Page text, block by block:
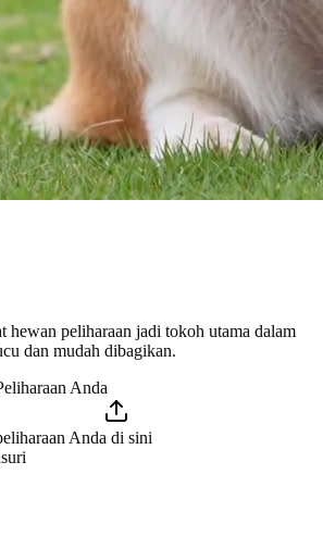
hewan peliharaan jadi tokoh utama dalam
dan mudah dibagikan.
Anda
Anda di sini